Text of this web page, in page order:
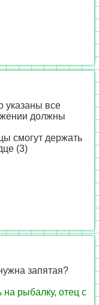
указаны все
должны
смогут держать
(3)
запятая?
рыбалку, отец с